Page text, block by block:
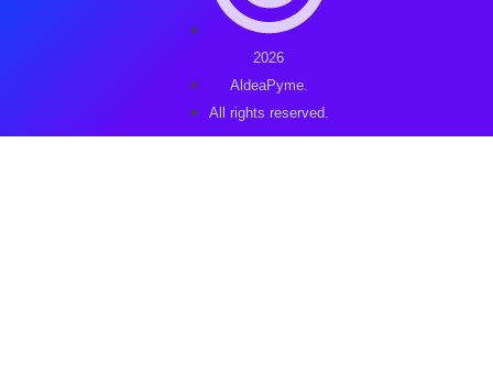
2026
AldeaPyme.
All rights reserved.